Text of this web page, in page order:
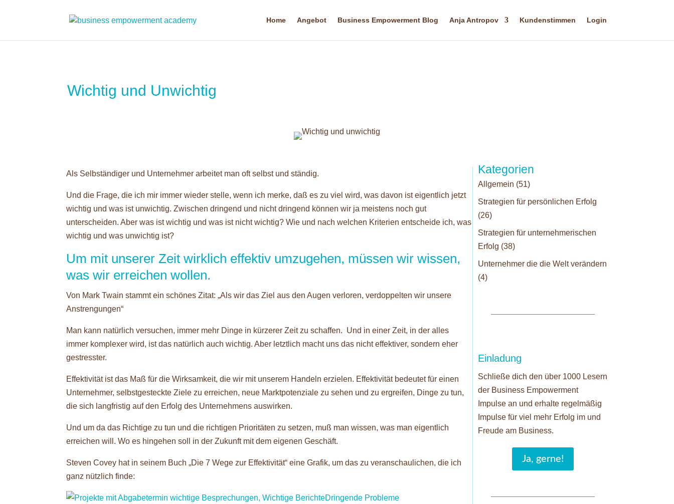
Home Angebot Business Empowerment Blog Anja Antropov Kundenstimmen Login
Wichtig und Unwichtig
Als Selbständiger und Unternehmer arbeitet man oft selbst und ständig.
Und die Frage, die ich mir immer wieder stelle, wenn ich merke, daß es zu viel wird, was davon ist eigentlich jetzt
wichtig und was ist unwichtig. Zwischen dringend und nicht dringend können wir ja meistens noch gut
unterscheiden. Aber was ist wichtig und was ist nicht wichtig? Wie und nach welchen Kriterien entscheide ich, was
wichtig und was unwichtig ist?
Um mit unserer Zeit wirklich effektiv umzugehen, müssen wir wissen,
was wir erreichen wollen.
Von Mark Twain stammt ein schönes Zitat: „Als wir das Ziel aus den Augen verloren, verdoppelten wir unsere
Anstrengungen“
Man kann natürlich versuchen, immer mehr Dinge in kürzerer Zeit zu schaffen. Und in einer Zeit, in der alles
immer komplexer wird, ist das natürlich auch wichtig. Aber letztlich macht uns das nicht effektiver, sondern eher
gestresster.
Effektivität ist das Maß für die Wirksamkeit, die wir mit unserem Handeln erzielen. Effektivität bedeutet für einen
Unternehmer, selbstgesteckte Ziele zu erreichen, neue Marktpotenziale zu sehen und zu ergreifen, Dinge zu tun,
die sich langfristig auf den Erfolg des Unternehmens auswirken.
Und um da das Richtige zu tun und die richtigen Prioritäten zu setzen, muß man wissen, was man eigentlich
erreichen will. Wo es hingehen soll in der Zukunft mit dem eigenen Geschäft.
Steven Covey hat in seinem Buch „Die 7 Wege zur Effektivität“ eine Grafik, um das zu veranschaulichen, die ich
ganz nützlich finde:
Kategorien
Allgemein (51)
Strategien für persönlichen Erfolg
(26)
Strategien für unternehmerischen
Erfolg (38)
Unternehmer die die Welt verändern
(4)
Einladung
Schließe dich den über 1000 Lesern
der Business Empowerment
Impulse an und erhalte regelmäßig
Impulse für viel mehr Erfolg im und
Freude am Business.
Ja, gerne!